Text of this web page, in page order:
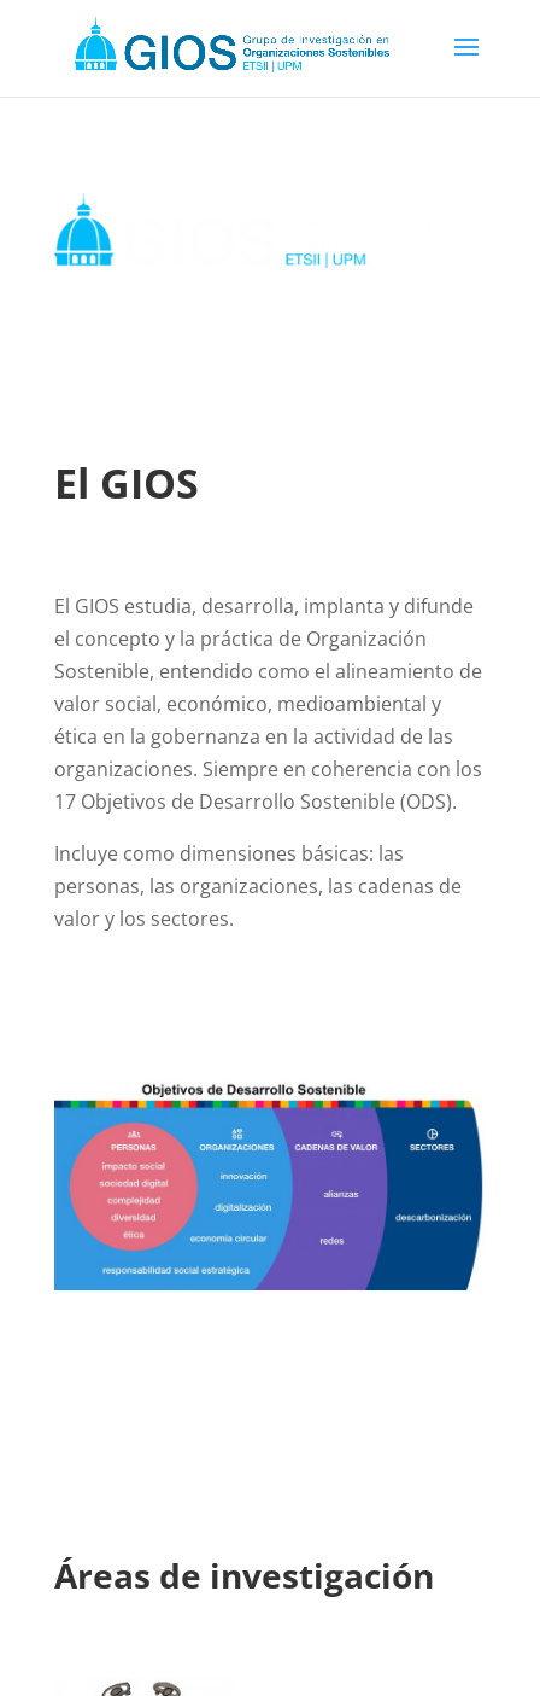
El GIOS
El GIOS estudia, desarrolla, implanta y difunde
el concepto y la práctica de Organización
Sostenible, entendido como el alineamiento de
valor social, económico, medioambiental y
ética en la gobernanza en la actividad de las
organizaciones. Siempre en coherencia con los
17 Objetivos de Desarrollo Sostenible (ODS).
Incluye como dimensiones básicas: las
personas, las organizaciones, las cadenas de
valor y los sectores.
Áreas de investigación